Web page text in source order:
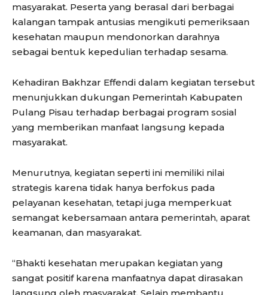
masyarakat. Peserta yang berasal dari berbagai
kalangan tampak antusias mengikuti pemeriksaan
kesehatan maupun mendonorkan darahnya
sebagai bentuk kepedulian terhadap sesama.
Kehadiran Bakhzar Effendi dalam kegiatan tersebut
menunjukkan dukungan Pemerintah Kabupaten
Pulang Pisau terhadap berbagai program sosial
yang memberikan manfaat langsung kepada
masyarakat.
Menurutnya, kegiatan seperti ini memiliki nilai
strategis karena tidak hanya berfokus pada
pelayanan kesehatan, tetapi juga memperkuat
semangat kebersamaan antara pemerintah, aparat
keamanan, dan masyarakat.
“Bhakti kesehatan merupakan kegiatan yang
sangat positif karena manfaatnya dapat dirasakan
langsung oleh masyarakat. Selain membantu